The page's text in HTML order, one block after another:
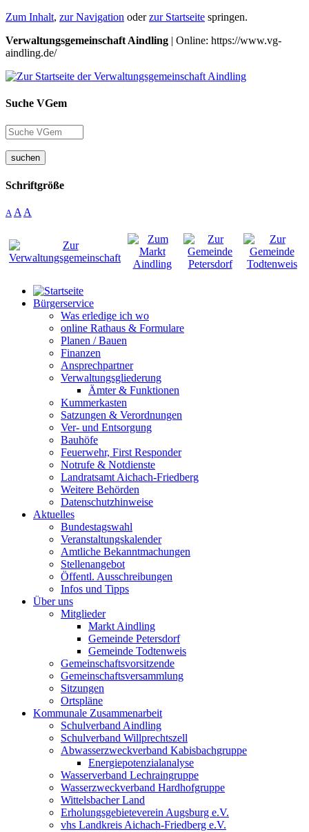
Zum Inhalt, zur Navigation oderzur Startseite springen.
Verwaltungsgemeinschaft Aindling | Online: https://www.vg-
aindling.de/
Suche VGem
suchen
Schriftgröße
A A A
Bürgerservice
Was erledige ich wo
online Rathaus & Formulare
Planen / Bauen
Finanzen
Ansprechpartner
Verwaltungsgliederung
Ämter & Funktionen
Kummerkasten
Satzungen & Verordnungen
Ver- und Entsorgung
Bauhöfe
Feuerwehr, First Responder
Notrufe & Notdienste
Landratsamt Aichach-Friedberg
Weitere Behörden
Datenschutzhinweise
Aktuelles
Bundestagswahl
Veranstaltungskalender
Amtliche Bekanntmachungen
Stellenangebot
Öffentl. Ausschreibungen
Infos und Tipps
Über uns
Mitglieder
Markt Aindling
Gemeinde Petersdorf
Gemeinde Todtenweis
Gemeinschaftsvorsitzende
Gemeinschaftsversammlung
Sitzungen
Ortspläne
Kommunale Zusammenarbeit
Schulverband Aindling
Schulverband Willprechtszell
Abwasserzweckverband Kabisbachgruppe
Energiepotenzialanalyse
Wasserverband Lechraingruppe
Wasserzweckverband Hardhofgruppe
Wittelsbacher Land
Erholungsgebieteverein Augsburg e.V.
vhs Landkreis Aichach-Friedberg e.V.